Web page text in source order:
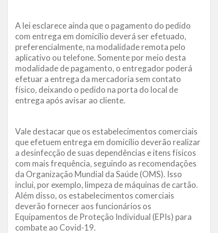
A lei esclarece ainda que o pagamento do pedido
com entrega em domicílio deverá ser efetuado,
preferencialmente, na modalidade remota pelo
aplicativo ou telefone. Somente por meio desta
modalidade de pagamento, o entregador poderá
efetuar a entrega da mercadoria sem contato
físico, deixando o pedido na porta do local de
entrega após avisar ao cliente.
Vale destacar que os estabelecimentos comerciais
que efetuem entrega em domicílio deverão realizar
a desinfecção de suas dependências e itens físicos
com mais frequência, seguindo as recomendações
da Organização Mundial da Saúde (OMS). Isso
inclui, por exemplo, limpeza de máquinas de cartão.
Além disso, os estabelecimentos comerciais
deverão fornecer aos funcionários os
Equipamentos de Proteção Individual (EPIs) para
combate ao Covid-19.